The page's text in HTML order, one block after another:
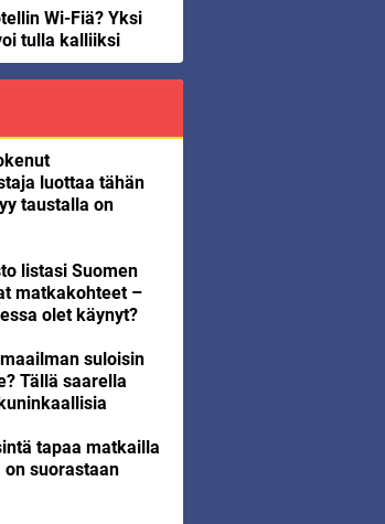
Wi-Fiä? Yksi
tulla kalliiksi
luottaa tähän
taustalla on
listasi Suomen
matkakohteet –
olet käynyt?
suloisin
Tällä saarella
tapaa matkailla
suorastaan